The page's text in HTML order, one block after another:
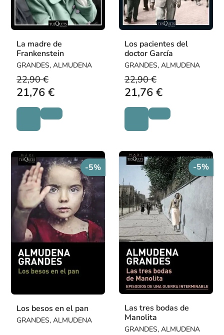
La madre de
Frankenstein
GRANDES, ALMUDENA
22,90 €
21,76 €
Los pacientes del
doctor García
GRANDES, ALMUDENA
22,90 €
21,76 €
-5%
Los besos en el pan
GRANDES, ALMUDENA
-5%
Las tres bodas de
Manolita
GRANDES, ALMUDENA